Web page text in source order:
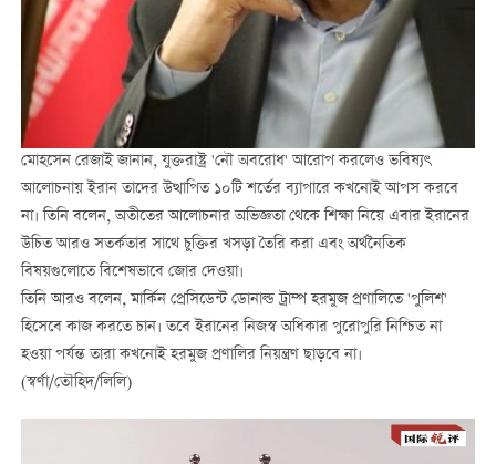
মোহসেন রেজাই জানান, যুক্তরাষ্ট্র 'নৌ অবরোধ' আরোপ করলেও ভবিষ্যৎ
আলোচনায় ইরান তাদের উত্থাপিত ১০টি শর্তের ব্যাপারে কখনোই আপস করবে
না। তিনি বলেন, অতীতের আলোচনার অভিজ্ঞতা থেকে শিক্ষা নিয়ে এবার ইরানের
উচিত আরও সতর্কতার সাথে চুক্তির খসড়া তৈরি করা এবং অর্থনৈতিক
বিষয়গুলোতে বিশেষভাবে জোর দেওয়া।
তিনি আরও বলেন, মার্কিন প্রেসিডেন্ট ডোনাল্ড ট্রাম্প হরমুজ প্রণালিতে 'পুলিশ'
হিসেবে কাজ করতে চান। তবে ইরানের নিজস্ব অধিকার পুরোপুরি নিশ্চিত না
হওয়া পর্যন্ত তারা কখনোই হরমুজ প্রণালির নিয়ন্ত্রণ ছাড়বে না।
(স্বর্ণা/তৌহিদ/লিলি)